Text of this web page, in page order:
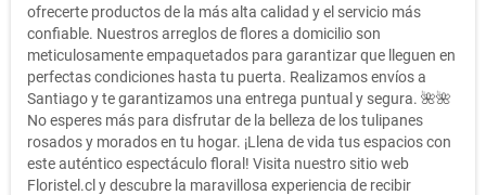
ofrecerte productos de la más alta calidad y el servicio más
confiable. Nuestros arreglos de flores a domicilio son
meticulosamente empaquetados para garantizar que lleguen en
perfectas condiciones hasta tu puerta. Realizamos envíos a
Santiago y te garantizamos una entrega puntual y segura. 🌺🌺
No esperes más para disfrutar de la belleza de los tulipanes
rosados y morados en tu hogar. ¡Llena de vida tus espacios con
este auténtico espectáculo floral! Visita nuestro sitio web
Floristel.cl y descubre la maravillosa experiencia de recibir